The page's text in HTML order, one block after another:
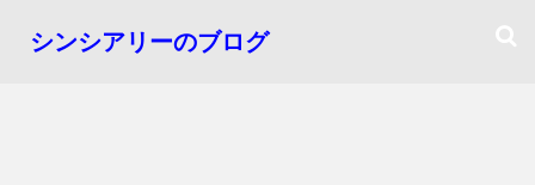
シンシアリーのブログ